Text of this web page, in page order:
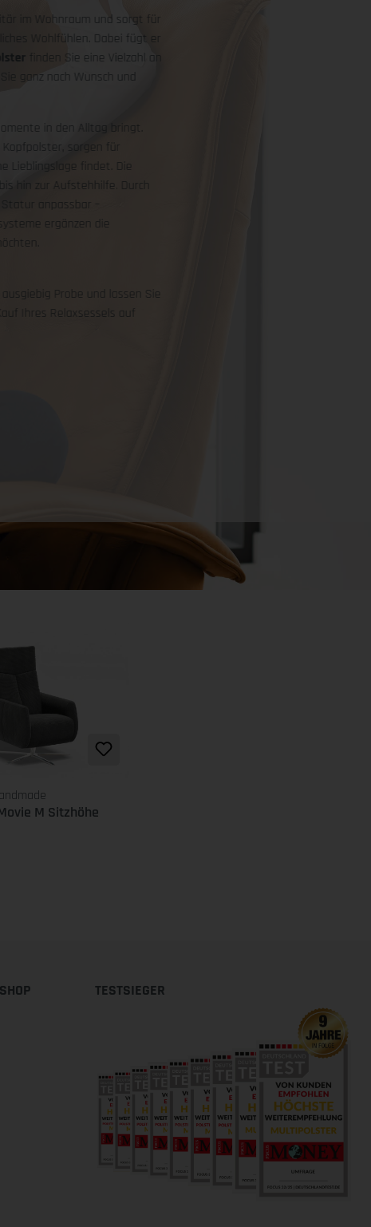
im Wohnraum und sorgt für
Wohlfühlen. Dabei fügt er
finden Sie eine Vielzahl an
ganz nach Wunsch und
in den Alltag bringt.
sorgen für
Lieblingslage findet. Die
hin zur Aufstehhilfe. Durch
anpassbar –
ergänzen die
Probe und lassen Sie
Ihres Relaxsessels auf
M Sitzhöhe
TESTSIEGER